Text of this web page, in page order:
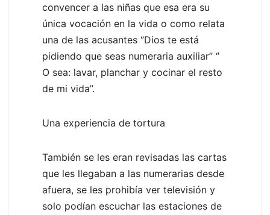
convencer a las niñas que esa era su
única vocación en la vida o como relata
una de las acusantes ‘’Dios te está
pidiendo que seas numeraria auxiliar’’ ‘’
O sea: lavar, planchar y cocinar el resto
de mi vida’’.
Una experiencia de tortura
También se les eran revisadas las cartas
que les llegaban a las numerarias desde
afuera, se les prohibía ver televisión y
solo podían escuchar las estaciones de